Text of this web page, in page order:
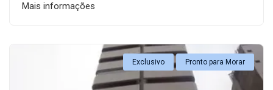
Mais informações
Exclusivo Pronto para Morar